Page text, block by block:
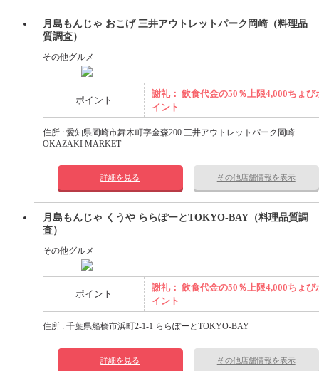
月島もんじゃ おこげ 三井アウトレットパーク岡崎（料理品
質調査）
その他グルメ
ポイント
謝礼： 飲食代金の50％上限4,000ちょび
イント
住所 : 愛知県岡崎市舞木町字金森200 三井アウトレットパーク岡崎
OKAZAKI MARKET
詳細を見る その他店舗情報を表示
月島もんじゃ くうや ららぽーとTOKYO-BAY（料理品質調
査）
その他グルメ
ポイント
謝礼： 飲食代金の50％上限4,000ちょび
イント
住所 : 千葉県船橋市浜町2-1-1 ららぽーとTOKYO-BAY
詳細を見る その他店舗情報を表示